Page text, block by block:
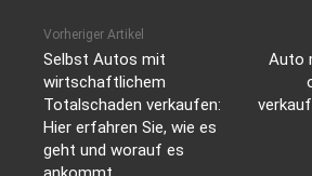
Vorheriger Artikel
Selbst Autos mit
wirtschaftlichem
Totalschaden verkaufen:
Hier erfahren Sie, wie es
geht und worauf es
Auto